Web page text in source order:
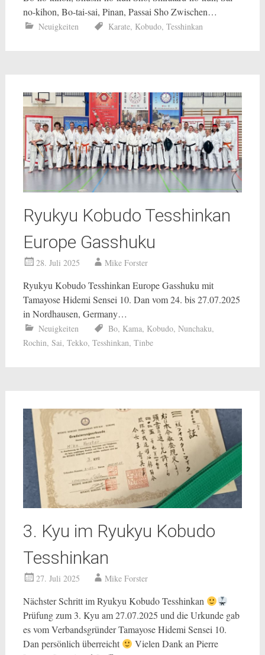
no-kihon, Bo-tai-sai, Pinan, Passai Sho Zwischen…
Neuigkeiten Karate, Kobudo, Tesshinkan
Ryukyu Kobudo Tesshinkan
Europe Gasshuku
28. Juli 2025 Mike Forster
Ryukyu Kobudo Tesshinkan Europe Gasshuku mit
Tamayose Hidemi Sensei 10. Dan vom 24. bis 27.07.2025
in Nordhausen, Germany…
Neuigkeiten Bo, Kama, Kobudo, Nunchaku,
Rochin, Sai, Tekko, Tesshinkan, Tinbe
3. Kyu im Ryukyu Kobudo
Tesshinkan
27. Juli 2025 Mike Forster
Nächster Schritt im Ryukyu Kobudo Tesshinkan
Prüfung zum 3. Kyu am 27.07.2025 und die Urkunde gab
es vom Verbandsgründer Tamayose Hidemi Sensei 10.
Dan persönlich überreicht
Vielen Dank an Pierre